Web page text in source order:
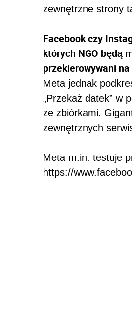
zewnętrzne strony
Facebook czy
których NGO będą
przekierowywani
Meta jednak
„Przekaż datek” w
ze zbiórkami.
zewnętrznych
Meta m.in. testuje
https://